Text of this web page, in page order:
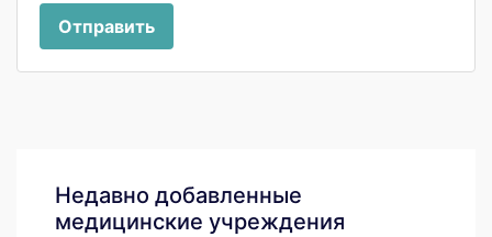
Отправить
Недавно добавленные
медицинские учреждения